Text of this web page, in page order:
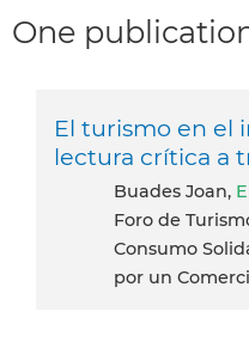
One
El turismo en el
lectura crítica a
Buades Joan,
Foro de
Consumo
por un